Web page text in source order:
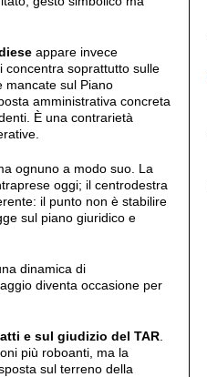
appare invece
concentra soprattutto sulle
mancate sul Piano
amministrativa concreta
È una contrarietà
ognuno a modo suo. La
oggi; il centrodestra
il punto non è stabilire
sul piano giuridico e
dinamica di
diventa occasione per
e sul giudizio del TAR
più roboanti, ma la
sul terreno della